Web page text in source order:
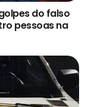
do falso
pessoas na